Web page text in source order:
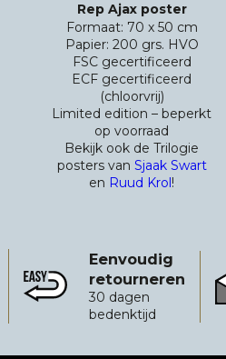
Rep Ajax poster
Formaat: 70 x 50 cm
Papier: 200 grs. HVO
FSC gecertificeerd
ECF gecertificeerd
(chloorvrij)
Limited edition – beperkt
op voorraad
Bekijk ook de Trilogie
posters van Sjaak Swart
en Ruud Krol!
Eenvoudig
retourneren
30 dagen
bedenktijd
Eenvoudig retourneren